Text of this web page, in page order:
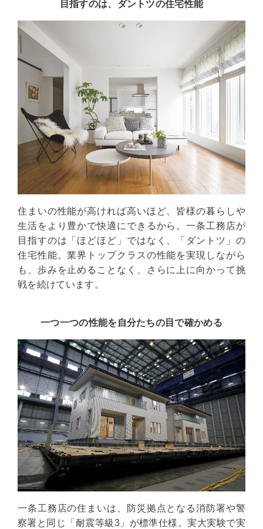
目指すのは、ダントツの住宅性能
住まいの性能が高ければ高いほど、皆様の暮らしや
生活をより豊かで快適にできるから。一条工務店が
目指すのは「ほどほど」ではなく、「ダントツ」の
住宅性能。業界トップクラスの性能を実現しながら
も、歩みを止めることなく、さらに上に向かって挑
戦を続けています。
一つ一つの性能を自分たちの目で確かめる
一条工務店の住まいは、防災拠点となる消防署や警
察署と同じ「耐震等級3」が標準仕様。実大実験で実